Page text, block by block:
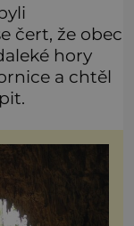
čert, že obec
hory
a chtěl